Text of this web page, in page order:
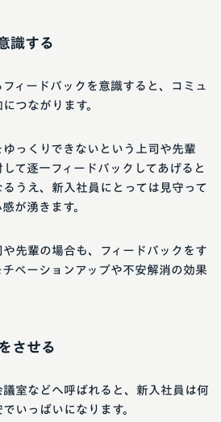
識する
ィードバックを意識すると、コミュ
つながります。
っくりできないという上司や先輩
て逐一フィードバックしてあげると
うえ、新入社員にとっては見守って
が湧きます。
先輩の場合も、フィードバックをす
ベーションアップや不安解消の効果
させる
室などへ呼ばれると、新入社員は何
いっぱいになります。